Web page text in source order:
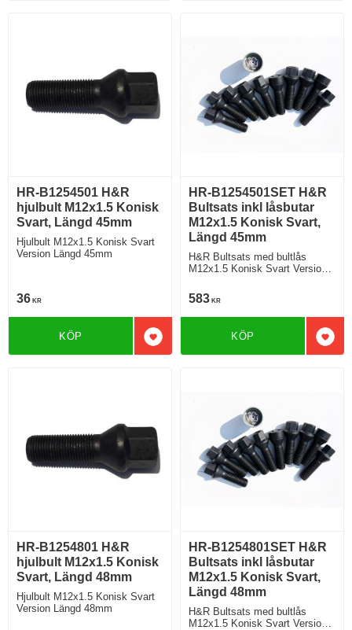
HR-B1254501 H&R
hjulbult M12x1.5 Konisk
Svart, Längd 45mm
Hjulbult M12x1.5 Konisk Svart
Version Längd 45mm
36 KR
Lägg till i favoriter
KÖP
HR-B1254501SET H&R
Bultsats inkl låsbutar
M12x1.5 Konisk Svart,
Längd 45mm
H&R Bultsats med bultlås
M12x1.5 Konisk Svart Version
583 KR
KÖP
HR-B1254801 H&R
hjulbult M12x1.5 Konisk
Svart, Längd 48mm
Hjulbult M12x1.5 Konisk Svart
Version Längd 48mm
HR-B1254801SET H&R
Bultsats inkl låsbutar
M12x1.5 Konisk Svart,
Längd 48mm
H&R Bultsats med bultlås
M12x1.5 Konisk Svart Version